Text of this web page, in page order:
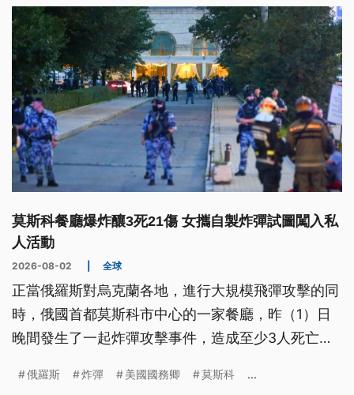
莫斯科餐廳爆炸釀3死21傷 女攜自製炸彈試圖闖入私
人活動
2026-08-02 全球
正當俄羅斯對烏克蘭各地，進行大規模飛彈攻擊的同
時，俄國首都莫斯科市中心的一家餐廳，昨（1）日
晚間發生了一起炸彈攻擊事件，造成至少3人死亡、
名攜帶自製爆裂物的女子。此外根據多家外媒引述俄
俄羅斯 炸彈 美國國務卿 莫斯科 ...